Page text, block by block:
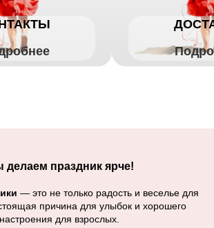
делаем праздник ярче!
— это не только радость и веселье для
причина для улыбок и хорошего
настроения для взрослых.